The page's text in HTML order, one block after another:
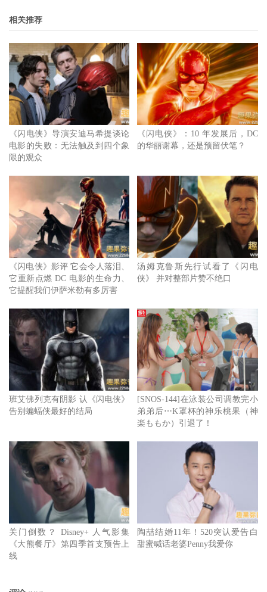
相关推荐
《闪电侠》导演安迪马希提谈论
电影的失败：无法触及到四个象
限的观众
《闪电侠》：10 年发展后，DC
的华丽谢幕，还是预留伏笔？
《闪电侠》影评 它会令人落泪、
它重新点燃 DC 电影的生命力、
它提醒我们伊萨米勒有多厉害
汤姆克鲁斯先行试看了《闪电
侠》 并对整部片赞不绝口
班艾佛列克有阴影 认《闪电侠》
告别蝙蝠侠最好的结局
[SNOS-144]在泳装公司调教完小
弟弟后⋯K罩杯的神乐桃果（神
楽ももか）引退了！
关门倒数？ Disney+ 人气影集
《大熊餐厅》第四季首支预告上
线
陶喆结婚11年！520突认爱告白
甜蜜喊话老婆Penny我爱你